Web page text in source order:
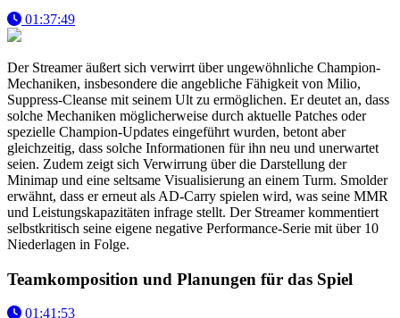
01:37:49
Der Streamer äußert sich verwirrt über ungewöhnliche Champion-
Mechaniken, insbesondere die angebliche Fähigkeit von Milio,
Suppress-Cleanse mit seinem Ult zu ermöglichen. Er deutet an, dass
solche Mechaniken möglicherweise durch aktuelle Patches oder
spezielle Champion-Updates eingeführt wurden, betont aber
gleichzeitig, dass solche Informationen für ihn neu und unerwartet
seien. Zudem zeigt sich Verwirrung über die Darstellung der
Minimap und eine seltsame Visualisierung an einem Turm. Smolder
erwähnt, dass er erneut als AD-Carry spielen wird, was seine MMR
und Leistungskapazitäten infrage stellt. Der Streamer kommentiert
selbstkritisch seine eigene negative Performance-Serie mit über 10
Niederlagen in Folge.
Teamkomposition und Planungen für das Spiel
01:41:53